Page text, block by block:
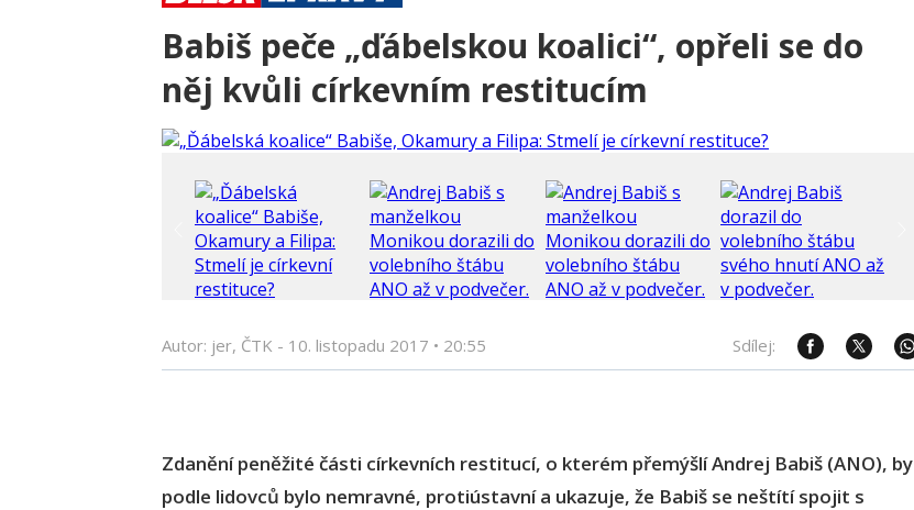
Babiš peče „ďábelskou koalici“, opřeli se do
něj kvůli církevním restitucím
Autor: jer, ČTK - 10. listopadu 2017 • 20:55 Sdílej:
Zdanění peněžité části církevních restitucí, o kterém přemýšlí Andrej Babiš (ANO), by
podle lidovců bylo nemravné, protiústavní a ukazuje, že Babiš se neštítí spojit s